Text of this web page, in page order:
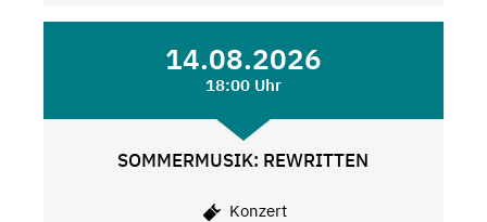
14.08.2026
18:00 Uhr
SOMMERMUSIK: REWRITTEN
Konzert